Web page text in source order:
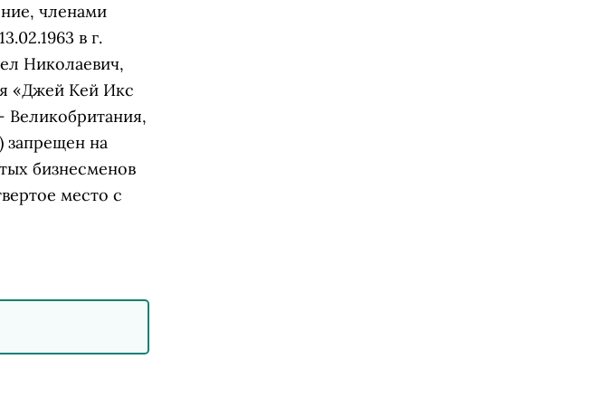
членами
в г.
Николаевич,
«Джей Кей Икс
Великобритания,
запрещен на
бизнесменов
место с